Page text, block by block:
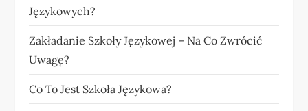
Językowych?
Zakładanie Szkoły Językowej – Na Co Zwrócić
Uwagę?
Co To Jest Szkoła Językowa?